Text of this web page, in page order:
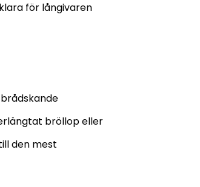
för långivaren
bröllop eller
den mest